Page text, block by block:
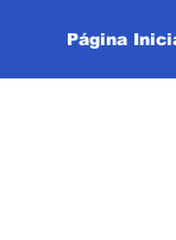
Página